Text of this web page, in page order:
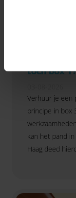
toch box 1?
Verhuur je een
principe in box
kan het pand
Haag deed